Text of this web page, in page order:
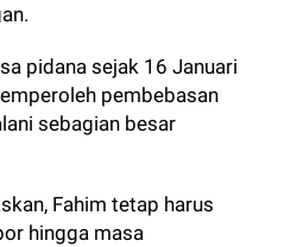
pidana sejak 16 Januari
pembebasan
sebagian besar
Fahim tetap harus
hingga masa